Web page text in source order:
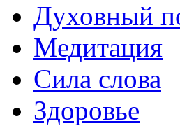
Духовный
Медитация
Сила слова
Здоровье